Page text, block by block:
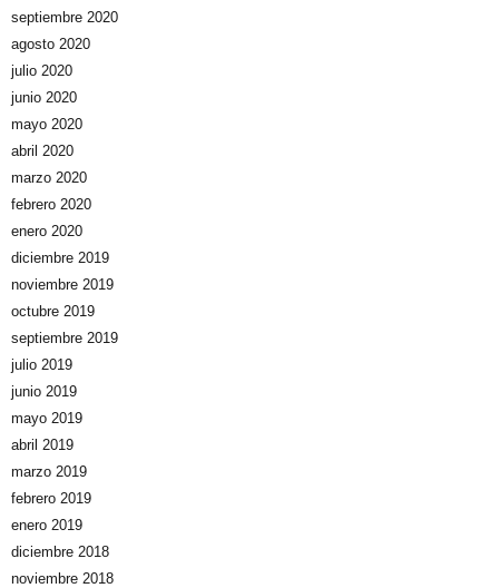
septiembre 2020
agosto 2020
julio 2020
junio 2020
mayo 2020
abril 2020
marzo 2020
febrero 2020
enero 2020
diciembre 2019
noviembre 2019
octubre 2019
septiembre 2019
julio 2019
junio 2019
mayo 2019
abril 2019
marzo 2019
febrero 2019
enero 2019
diciembre 2018
noviembre 2018